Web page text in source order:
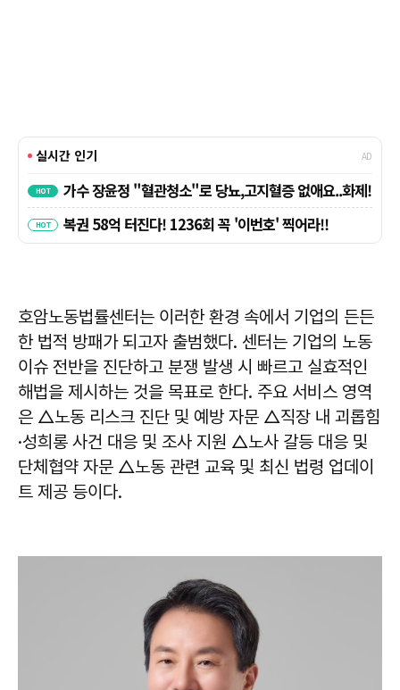
호암노동법률센터는 이러한 환경 속에서 기업의 든든
한 법적 방패가 되고자 출범했다. 센터는 기업의 노동
이슈 전반을 진단하고 분쟁 발생 시 빠르고 실효적인
해법을 제시하는 것을 목표로 한다. 주요 서비스 영역
은 △노동 리스크 진단 및 예방 자문 △직장 내 괴롭힘
·성희롱 사건 대응 및 조사 지원 △노사 갈등 대응 및
단체협약 자문 △노동 관련 교육 및 최신 법령 업데이
트 제공 등이다.